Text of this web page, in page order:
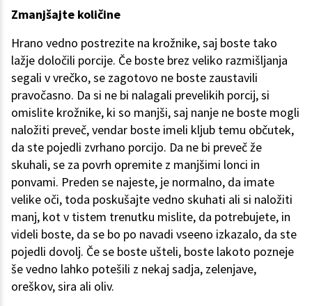
Zmanjšajte količine
Hrano vedno postrezite na krožnike, saj boste tako
lažje določili porcije. Če boste brez veliko razmišljanja
segali v vrečko, se zagotovo ne boste zaustavili
pravočasno. Da si ne bi nalagali prevelikih porcij, si
omislite krožnike, ki so manjši, saj nanje ne boste mogli
naložiti preveč, vendar boste imeli kljub temu občutek,
da ste pojedli zvrhano porcijo. Da ne bi preveč že
skuhali, se za povrh opremite z manjšimi lonci in
ponvami. Preden se najeste, je normalno, da imate
velike oči, toda poskušajte vedno skuhati ali si naložiti
manj, kot v tistem trenutku mislite, da potrebujete, in
videli boste, da se bo po navadi vseeno izkazalo, da ste
pojedli dovolj. Če se boste ušteli, boste lakoto pozneje
še vedno lahko potešili z nekaj sadja, zelenjave,
oreškov, sira ali oliv.